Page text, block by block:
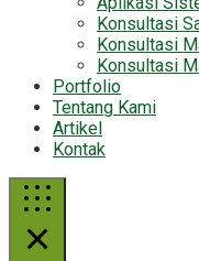
Konsultasi
Konsultasi
Konsultasi
Portfolio
Tentang Kami
Artikel
Kontak